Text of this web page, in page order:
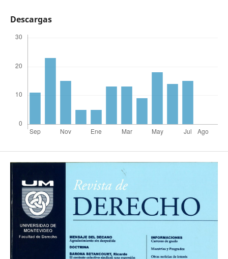
Descargas